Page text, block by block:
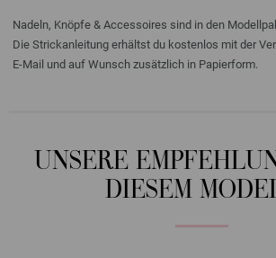
Nadeln, Knöpfe & Accessoires sind in den
Die Strickanleitung erhältst du kostenlos mit der
E-Mail und auf Wunsch zusätzlich in Papierform.
UNSERE
DIESEM